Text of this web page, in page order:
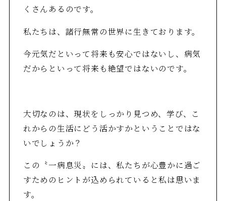
くさんあるのです。
私たちは、諸行無常の世界に生きております。
今元気だといって将来も安心ではないし、病気
だからといって将来も絶望ではないのです。
大切なのは、現状をしっかり見つめ、学び、こ
れからの生活にどう活かすかということではな
いでしょうか？
この〝一病息災〟には、私たちが心豊かに過ご
すためのヒントが込められていると私は思いま
す。